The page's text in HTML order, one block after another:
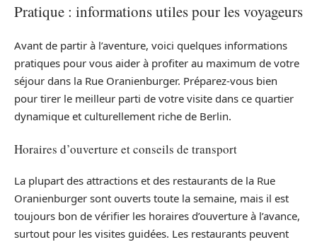
Pratique : informations utiles pour les voyageurs
Avant de partir à l’aventure, voici quelques informations
pratiques pour vous aider à profiter au maximum de votre
séjour dans la Rue Oranienburger. Préparez-vous bien
pour tirer le meilleur parti de votre visite dans ce quartier
dynamique et culturellement riche de Berlin.
Horaires d’ouverture et conseils de transport
La plupart des attractions et des restaurants de la Rue
Oranienburger sont ouverts toute la semaine, mais il est
toujours bon de vérifier les horaires d’ouverture à l’avance,
surtout pour les visites guidées. Les restaurants peuvent